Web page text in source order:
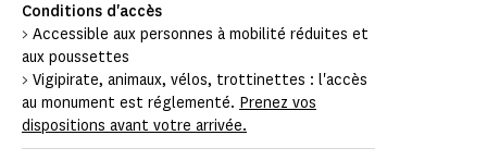
Conditions d'accès
> Accessible aux personnes à mobilité réduites et
aux poussettes
> Vigipirate, animaux, vélos, trottinettes : l'accès
au monument est réglementé. Prenez vos
dispositions avant votre arrivée.